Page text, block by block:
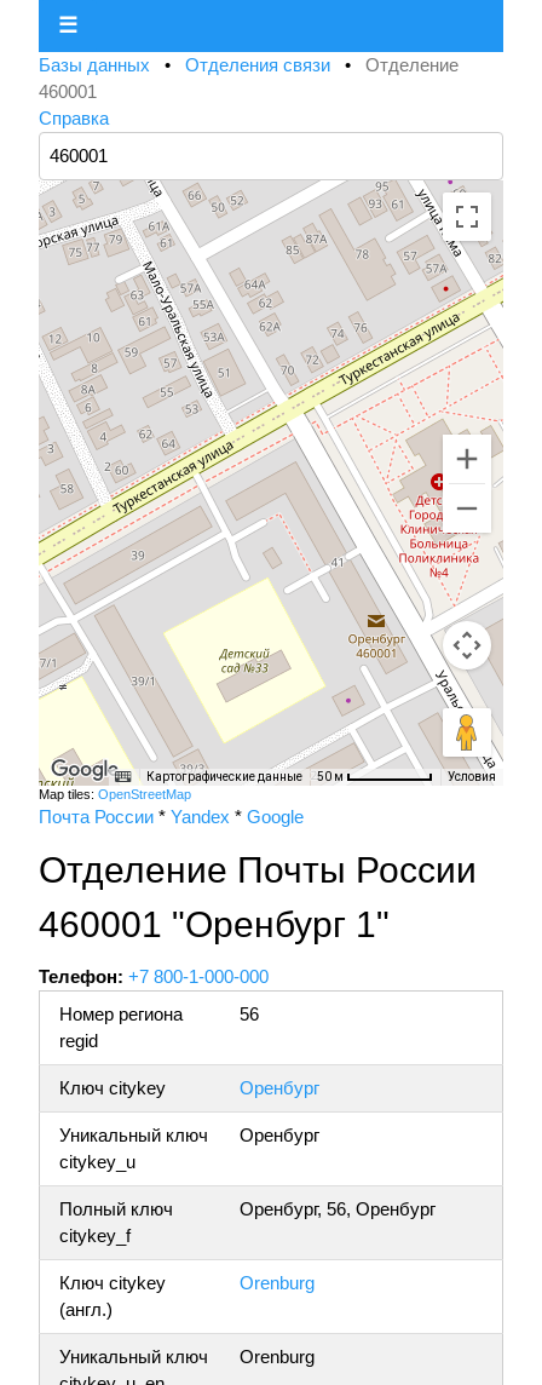
☰
Базы данных • Отделения связи • Отделение
460001
Справка
Картографические данные 50 м Условия
Map tiles: OpenStreetMap
Почта России * Yandex * Google
Отделение Почты России
460001 "Оренбург 1"
Телефон: +7 800-1-000-000
Номер региона
regid
56
Ключ citykey Оренбург
Уникальный ключ
citykey_u
Оренбург
Полный ключ
citykey_f
Оренбург, 56, Оренбург
Ключ citykey
(англ.)
Orenburg
Уникальный ключ
Orenburg